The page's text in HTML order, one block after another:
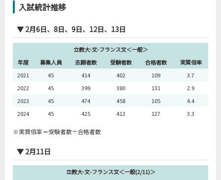
2015
8
2017
8 82 78 21
3.7
131 129
2019
8 86 79 10
7.9
2020
82 79 12 6.6
立教大-文-ドイツ文＜全学部グローバル＞
年度
募集人員
2016
3 6 6 3
2.0
24 24 8
入試統計推移
▼ 2月6日、8日、9日、12日、13日
立教大-文-フランス文＜一般＞
年度
募集人員 志願者数 受験者数 合格者数
実質倍率
2021
45 414 402 109
3.7
2022
45 399 380 131
2.9
2023
45 474 458 105
4.4
2024
45 425 413 127 3.3
※実質倍率＝受験者数÷合格者数
▼ 2月11日
立教大-文-フランス文＜一般(2/11)＞